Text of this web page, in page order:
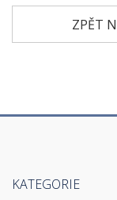
ZPĚT
KATEGORIE